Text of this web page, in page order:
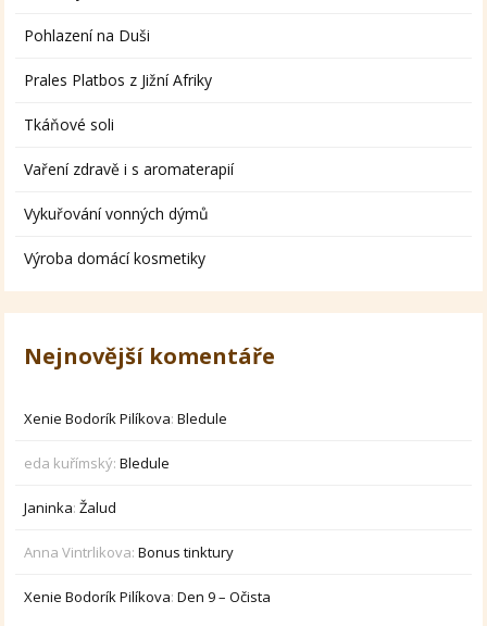
Pohlazení na Duši
Prales Platbos z Jižní Afriky
Tkáňové soli
Vaření zdravě i s aromaterapií
Vykuřování vonných dýmů
Výroba domácí kosmetiky
Nejnovější komentáře
Xenie Bodorík Pilíkova:Bledule
eda kuřímský:Bledule
Janinka:Žalud
Anna Vintrlikova:Bonus tinktury
Xenie Bodorík Pilíkova:Den 9 – Očista